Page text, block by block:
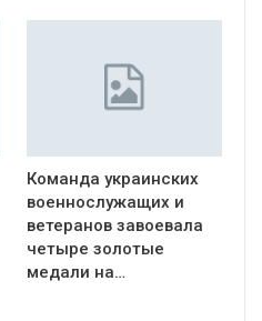
Команда украинских
военнослужащих и
ветеранов завоевала
четыре золотые
медали на…